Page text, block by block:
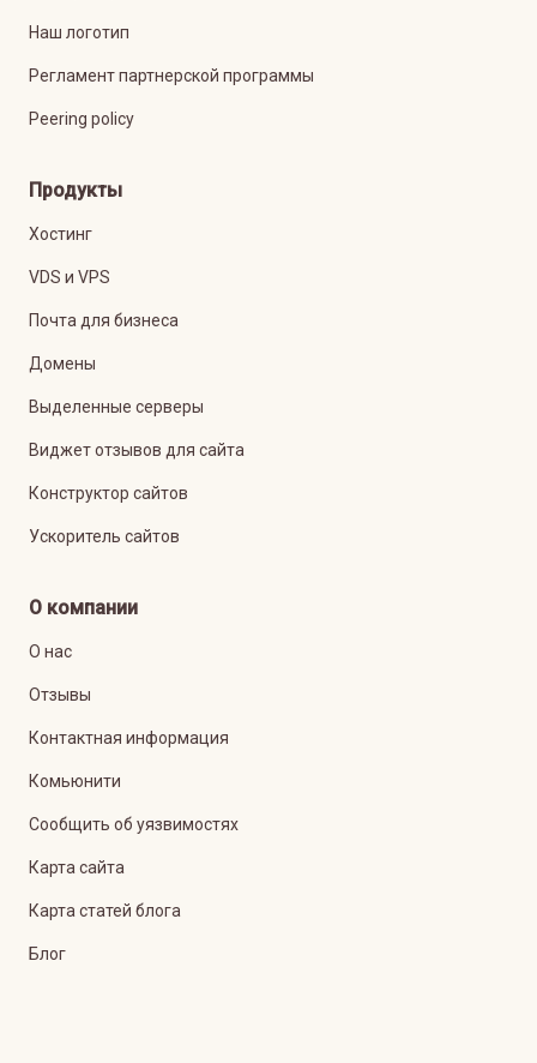
Наш логотип
Регламент партнерской программы
Peering policy
Продукты
Хостинг
VDS и VPS
Почта для бизнеса
Домены
Выделенные серверы
Виджет отзывов для сайта
Конструктор сайтов
Ускоритель сайтов
О компании
О нас
Отзывы
Контактная информация
Комьюнити
Сообщить об уязвимостях
Карта сайта
Карта статей блога
Блог